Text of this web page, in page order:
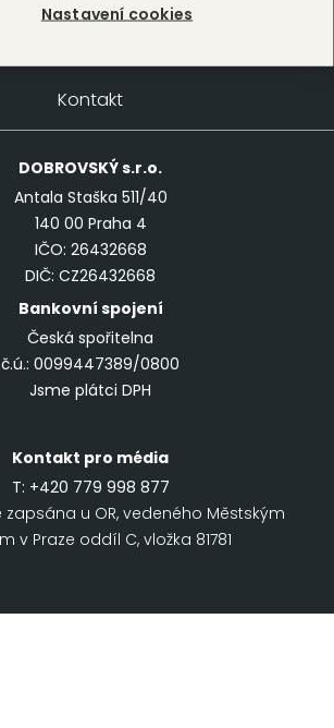
Nastavení cookies
Kariéra
Kontakt
DOBROVSKÝs.r.o.
Antala Staška 511/40
140 00 Praha 4
IČO: 26432668
DIČ: CZ26432668
Bankovní spojení
Česká spořitelna
č.ú.: 0099447389/0800
Jsme plátci DPH
Kontakt pro média
T: +420 779 998 877
zapsána u OR, vedeného Městským
v Praze oddíl C, vložka 81781